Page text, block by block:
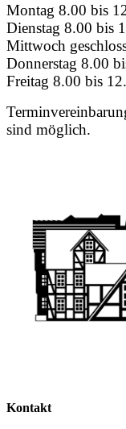
Montag 8.00 bis
Dienstag 8.00 bis
Mittwoch
Donnerstag 8.00
Freitag 8.00 bis
sind möglich.
Kontakt